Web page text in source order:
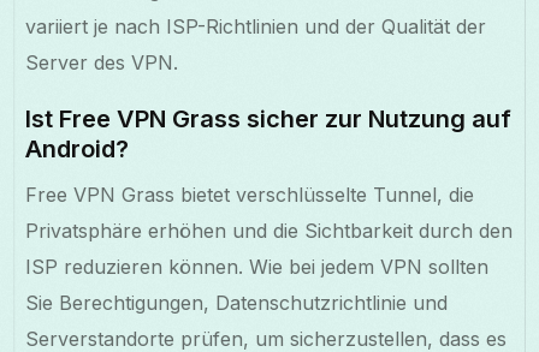
variiert je nach ISP-Richtlinien und der Qualität der
Server des VPN.
Ist Free VPN Grass sicher zur Nutzung auf
Android?
Free VPN Grass bietet verschlüsselte Tunnel, die
Privatsphäre erhöhen und die Sichtbarkeit durch den
ISP reduzieren können. Wie bei jedem VPN sollten
Sie Berechtigungen, Datenschutzrichtlinie und
Serverstandorte prüfen, um sicherzustellen, dass es